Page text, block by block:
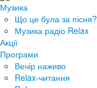
Музика
Що це була за пісня?
Музика радіо Relax
Акції
Програми
Вечір наживо
Relax-читання